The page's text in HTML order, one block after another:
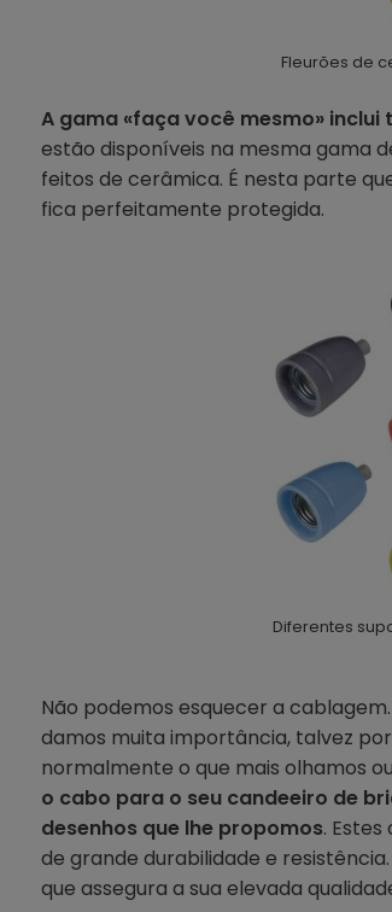
Fleurões de
A gama «faça você mesmo»
estão disponíveis na mesma gama
feitos de cerâmica. É nesta parte
fica perfeitamente protegida.
Diferentes
Não podemos esquecer a
damos muita importância, talvez
normalmente o que mais olhamos
o cabo para o seu candeeiro de
desenhos que lhe propomos.
de grande durabilidade e
que assegura a sua elevada